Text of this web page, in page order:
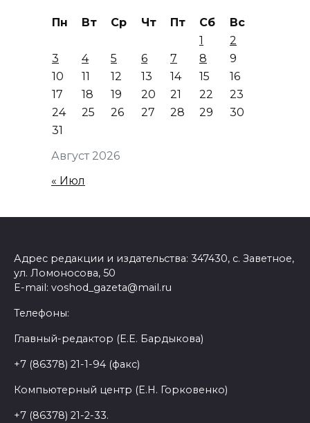
Август 2026
Пн Вт Ср Чт Пт Сб
Вс
1
2
3
4 5 6 7 8
9
10
11 12 13 14 15
16
17
18 19 20 21 22
23
24
25 26 27 28 29
30
31
« Июл
Адрес редакции и издательства: 347430, с. Заветное,
ул. Ломоносова, 50
E-mail: voshod_gazeta@mail.ru
Телефоны:
Главный-редактор (Е.Е. Бардыкова)
+7 (86378) 21-1-94 (факс)
Компьютерный центр (Е.Н. Горковенко)
+7 (86378) 21-2-33.